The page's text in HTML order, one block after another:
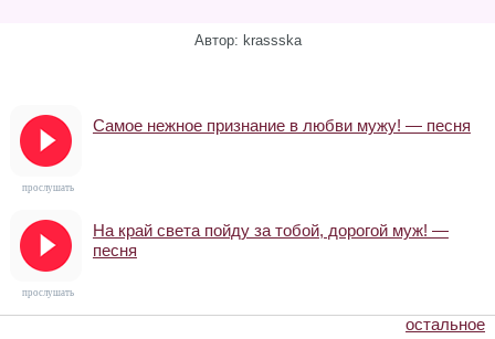
Автор: krassska
Самое нежное признание в любви мужу! — песня
прослушать
На край света пойду за тобой, дорогой муж! —
песня
прослушать
остальное